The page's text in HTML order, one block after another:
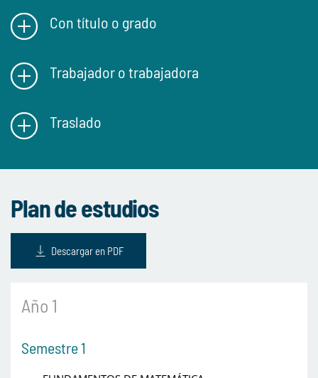
Con título o grado
Trabajador o trabajadora
Traslado
Plan de estudios
Descargar en PDF
Año 1
Semestre 1